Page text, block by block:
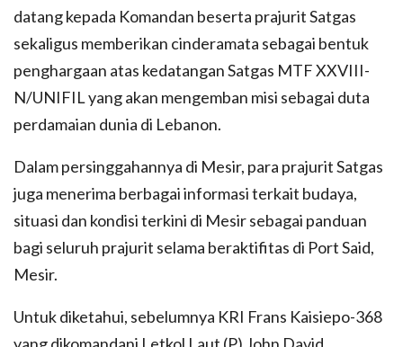
datang kepada Komandan beserta prajurit Satgas
sekaligus memberikan cinderamata sebagai bentuk
penghargaan atas kedatangan Satgas MTF XXVIII-
N/UNIFIL yang akan mengemban misi sebagai duta
perdamaian dunia di Lebanon.
Dalam persinggahannya di Mesir, para prajurit Satgas
juga menerima berbagai informasi terkait budaya,
situasi dan kondisi terkini di Mesir sebagai panduan
bagi seluruh prajurit selama beraktifitas di Port Said,
Mesir.
Untuk diketahui, sebelumnya KRI Frans Kaisiepo-368